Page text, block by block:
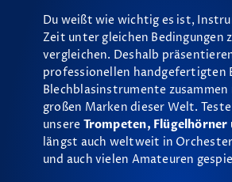
Du weißt wie wichtig es ist,
Zeit unter gleichen Bedingungen
vergleichen. Deshalb
professionellen handgefertigten
Blechblasinstrumente
großen Marken dieser Welt.
unsere Trompeten, Flügelhörner
längst auch weltweit in
und auch vielen Amateuren